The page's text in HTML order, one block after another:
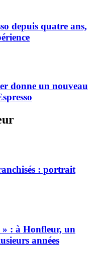
depuis quatre ans,
donne un nouveau
: portrait
» : à Honfleur, un
années